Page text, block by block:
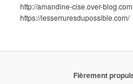
http://amandine-cise.over-
https://lesserruresdupossible.com/
Fièrement